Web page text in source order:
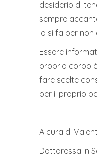
desiderio di
sempre
lo si fa per non
Essere
proprio corpo
fare scelte
per il proprio
A cura di
Dottoressa in